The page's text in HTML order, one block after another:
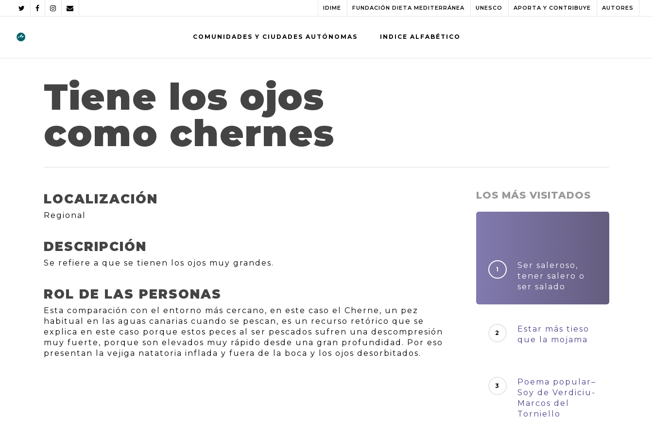
IDIME FUNDACIÓN DIETA MEDITERRÁNEA UNESCO APORTA Y CONTRIBUYE AUTORES
COMUNIDADES Y CIUDADES AUTÓNOMAS INDICE ALFABÉTICO
Tiene los ojos
como chernes
LOCALIZACIÓN
Regional
DESCRIPCIÓN
Se refiere a que se tienen los ojos muy grandes.
ROL DE LAS PERSONAS
Esta comparación con el entorno más cercano, en este caso el Cherne, un pez
habitual en las aguas canarias cuando se pescan, es un recurso retórico que se
explica en este caso porque estos peces al ser pescados sufren una descompresión
muy fuerte, porque son elevados muy rápido desde una gran profundidad. Por eso
presentan la vejiga natatoria inflada y fuera de la boca y los ojos desorbitados.
LOS MÁS VISITADOS
Ser saleroso,
tener salero o
ser salado
Estar más tieso
que la mojama
Poema popular–
Soy de Verdiciu-
Marcos del
Torniello